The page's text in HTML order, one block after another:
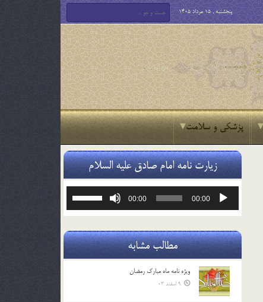
پنجشنبه , 15 مرداد 1405
پزشکی و سلامت
زیارت نامه امام صادق علیه السلام
پخش‌کننده
00:00
00:00
یا
صدا
کلیدهای
مطالب مشابه
ویژه نامه ماه مبارک رمضان
9 اسفند 03